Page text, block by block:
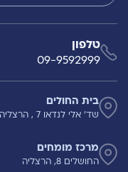
טלפון
09-9592999
בית החולים
שד' אלי לנדאו 7 , הרצליה
מרכז מומחים
החושלים 8, הרצליה